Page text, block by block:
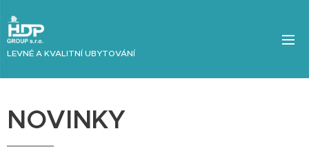
LEVNÉ A KVALITNÍ UBYTOVÁNÍ
NOVINKY